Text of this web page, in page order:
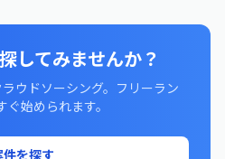
してみませんか？
ウドソーシング。フリーラン
始められます。
件を探す